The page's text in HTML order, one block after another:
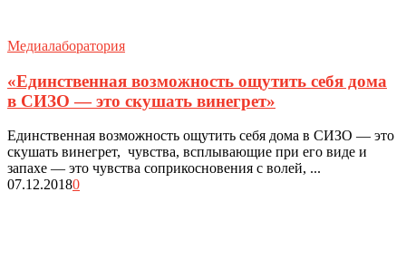
Медиалаборатория
«Единственная возможность ощутить себя дома
в СИЗО — это скушать винегрет»
Единственная возможность ощутить себя дома в СИЗО — это
скушать винегрет, чувства, всплывающие при его виде и
запахе — это чувства соприкосновения с волей, ...
07.12.20180